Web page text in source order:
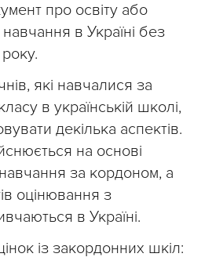
про освіту або
в Україні без
які навчалися за
в українській школі,
декілька аспектів.
на основі
за кордоном, а
оцінювання з
в Україні.
із закордонних шкіл: